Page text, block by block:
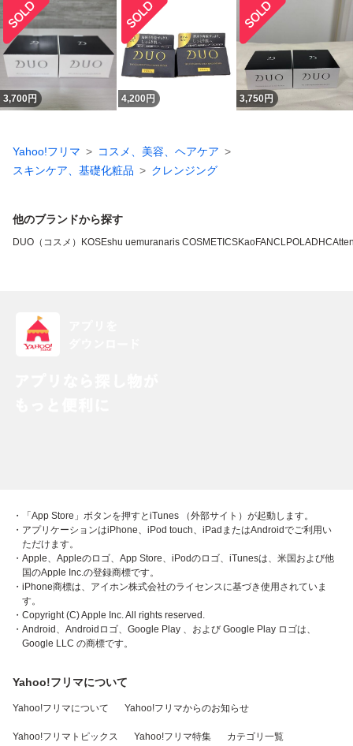
3,700円 4,200 円 3,750円
Yahoo!フリマ
コスメ、美容、ヘアケア
スキンケア、基礎化粧品
クレンジング
他のブランドから探す
DUO（コスメ） KOSEshu uemuranaris COSMETICSKaoFANCLPOLADHC
・「App Store」ボタンを押すとiTunes （外部サイト）が起動します。
・アプリケーションはiPhone、iPod touch、iPadまたはAndroidでご利用い
ただけます。
・Apple、Appleのロゴ、App Store、iPodのロゴ、iTunesは、米国および他
国のApple Inc.の登録商標です。
・iPhone商標は、アイホン株式会社のライセンスに基づき使用されていま
す。
・Copyright (C) Apple Inc. All rights reserved.
・Android、Androidロゴ、Google Play 、および Google Play ロゴは、
Google LLC の商標です。
Yahoo!フリマについて
Yahoo!フリマについて Yahoo!フリマからのお知らせ
Yahoo!フリマトピックス Yahoo!フリマ特集 カテゴリ一覧